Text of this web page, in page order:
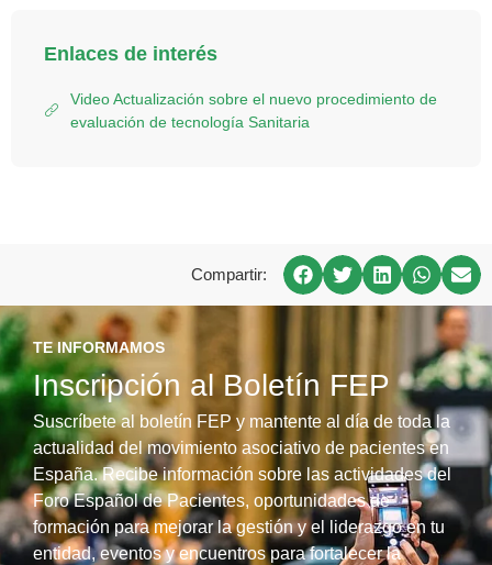
Enlaces de interés
Video Actualización sobre el nuevo procedimiento de
evaluación de tecnología Sanitaria
Compartir:
TE INFORMAMOS
Inscripción al Boletín FEP
Suscríbete al boletín FEP y mantente al día de toda la
actualidad del movimiento asociativo de pacientes en
España. Recibe información sobre las actividades del
Foro Español de Pacientes, oportunidades de
formación para mejorar la gestión y el liderazgo en tu
entidad, eventos y encuentros para fortalecer la